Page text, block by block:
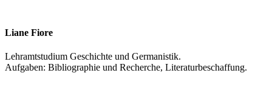
Liane Fiore
Lehramtstudium Geschichte und Germanistik.
Aufgaben: Bibliographie und Recherche, Literaturbeschaffung.